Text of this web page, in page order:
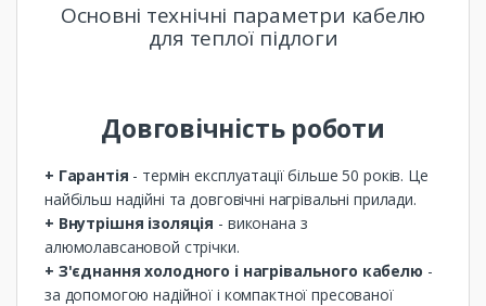
Основні технічні параметри кабелю
для теплої підлоги
Довговічність роботи
+ Гарантія - термін експлуатації більше 50 років. Це
найбільш надійні та довговічні нагрівальні прилади.
+ Внутрішня ізоляція - виконана з
алюмолавсановой стрічки.
+ З'єднання холодного і нагрівального кабелю -
за допомогою надійної і компактної пресованої